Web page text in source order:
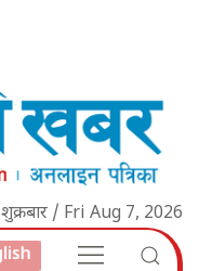
शुक्रबार / Fri Aug 7, 2026